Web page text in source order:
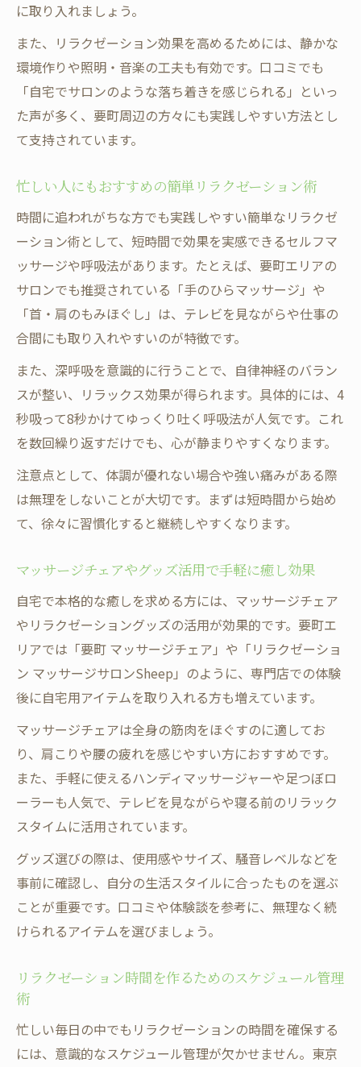
に取り入れましょう。
また、リラクゼーション効果を高めるためには、静かな
環境作りや照明・音楽の工夫も有効です。口コミでも
「自宅でサロンのような落ち着きを感じられる」といっ
た声が多く、要町周辺の方々にも実践しやすい方法とし
て支持されています。
忙しい人にもおすすめの簡単リラクゼーション術
時間に追われがちな方でも実践しやすい簡単なリラクゼ
ーション術として、短時間で効果を実感できるセルフマ
ッサージや呼吸法があります。たとえば、要町エリアの
サロンでも推奨されている「手のひらマッサージ」や
「首・肩のもみほぐし」は、テレビを見ながらや仕事の
合間にも取り入れやすいのが特徴です。
また、深呼吸を意識的に行うことで、自律神経のバラン
スが整い、リラックス効果が得られます。具体的には、4
秒吸って8秒かけてゆっくり吐く呼吸法が人気です。これ
を数回繰り返すだけでも、心が静まりやすくなります。
注意点として、体調が優れない場合や強い痛みがある際
は無理をしないことが大切です。まずは短時間から始め
て、徐々に習慣化すると継続しやすくなります。
マッサージチェアやグッズ活用で手軽に癒し効果
自宅で本格的な癒しを求める方には、マッサージチェア
やリラクゼーショングッズの活用が効果的です。要町エ
リアでは「要町 マッサージチェア」や「リラクゼーショ
ン マッサージサロンSheep」のように、専門店での体験
後に自宅用アイテムを取り入れる方も増えています。
マッサージチェアは全身の筋肉をほぐすのに適してお
り、肩こりや腰の疲れを感じやすい方におすすめです。
また、手軽に使えるハンディマッサージャーや足つぼロ
ーラーも人気で、テレビを見ながらや寝る前のリラック
スタイムに活用されています。
グッズ選びの際は、使用感やサイズ、騒音レベルなどを
事前に確認し、自分の生活スタイルに合ったものを選ぶ
ことが重要です。口コミや体験談を参考に、無理なく続
けられるアイテムを選びましょう。
リラクゼーション時間を作るためのスケジュール管理
術
忙しい毎日の中でもリラクゼーションの時間を確保する
には、意識的なスケジュール管理が欠かせません。東京